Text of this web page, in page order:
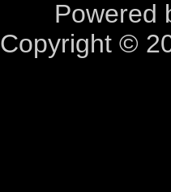
Powered
Copyright ©